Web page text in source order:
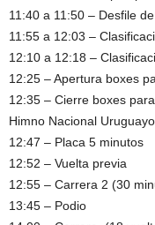
11:40 a 11:50 – Desfile
11:55 a 12:03 –
12:10 a 12:18 –
12:25 – Apertura boxes
12:35 – Cierre boxes
Himno Nacional
12:47 – Placa 5 minutos
12:52 – Vuelta previa
12:55 – Carrera 2 (30
13:45 – Podio